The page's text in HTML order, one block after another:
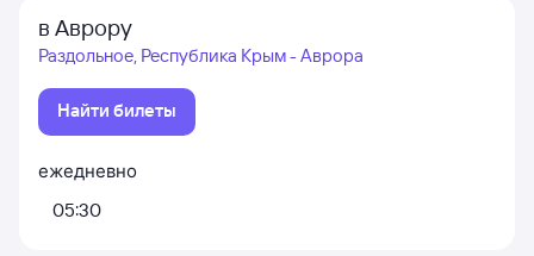
в Аврору
Раздольное, Республика Крым - Аврора
Найти билеты
ежедневно
05:30